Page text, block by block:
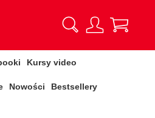
Kursy video
Nowości Bestsellery